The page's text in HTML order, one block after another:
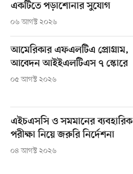
একটিতে পড়াশোনার সুযোগ
০৬ আগস্ট ২০২৬
আমেরিকার এফএলটিএ প্রোগ্রাম,
আবেদন আইইএলটিএস ৭ স্কোরে
০৫ আগস্ট ২০২৬
এইচএসসি ও সমমানের ব্যবহারিক
পরীক্ষা নিয়ে জরুরি নির্দেশনা
০৪ আগস্ট ২০২৬